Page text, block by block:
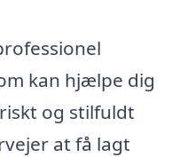
kan hjælpe dig
og stilfuldt
at få lagt